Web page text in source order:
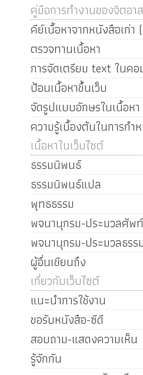
คู่มือการทำงานของจิตอา
คีย์เนื้อหาจากหนังสือเก่า
ตรวจทานเนื้อหา
การจัดเตรียม text ในคอ
ป้อนเนื้อหาขึ้นเว็บ
จัดรูปแบบอักษรในเนื้อหา
ความรู้เบื้องต้นในการกำ
เนื้อหาในเว็บไซต์
ธรรมนิพนธ์
ธรรมนิพนธ์แปล
พุทธธรรม
พจนานุกรม-ประมวลศัพท์
พจนานุกรม-ประมวลธรรม
ผู้อื่นเขียนถึง
เกี่ยวกับเว็บไซต์
แนะนำการใช้งาน
ขอรับหนังสือ-ซีดี
สอบถาม-แสดงความเห็น
รู้จักกัน